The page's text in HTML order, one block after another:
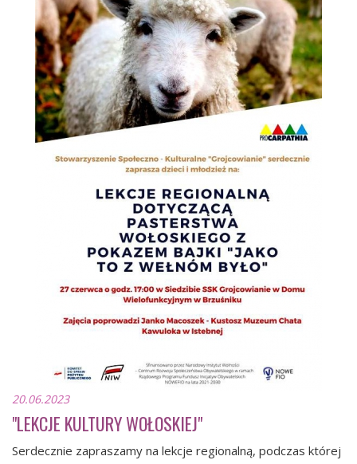
20.06.2023
"LEKCJE KULTURY WOŁOSKIEJ"
Serdecznie zapraszamy na lekcje regionalną, podczas której